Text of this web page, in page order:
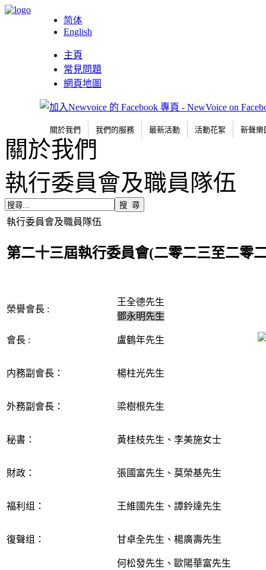
简体
English
主頁
常見問題
網頁地圖
關於我們 我們的服務 最新活動 活動花絮 新聲樂
關於我們
執行委員會及職員隊伍
執行委員會及職員隊伍
第二十三屆執行委員會(二零二三至二零
榮譽會長 :
王全德先生
鄧永明先生
會長 : 盧鶴年先生
内務副會長： 楊柱光先生
外務副會長： 梁樹根先生
秘書： 黃桂枝先生、李美施女士
財政： 張國富先生、莫榮基先生
福利组： 王維國先生 、譚鈴達先生
復聲组： 甘卓全先生、楊廣壽先生
何松發先生、歐陽華富先生